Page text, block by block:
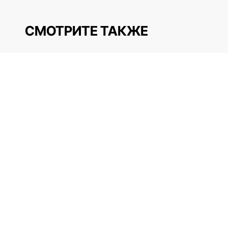
СМОТРИТЕ ТАКЖЕ